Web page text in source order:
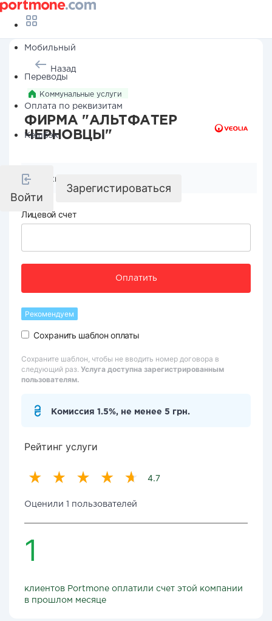
Мобильный
Переводы
Оплата по реквизитам
Кешбэк
Войти
Зарегистироваться
Назад
Коммунальные услуги
ФИРМА "АЛЬТФАТЕР
ЧЕРНОВЦЫ"
Реквизиты компании
Лицевой счет
Оплатить
Рекомендуем
Сохранить шаблон оплаты
Сохраните шаблон, чтобы не вводить номер договора в
следующий раз. Услуга доступна зарегистрированным
пользователям.
Комиссия 1.5%, не менее 5 грн.
Рейтинг услуги
4.7
Оценили 1 пользователей
1
клиентов Portmone оплатили счет этой компании
в прошлом месяце